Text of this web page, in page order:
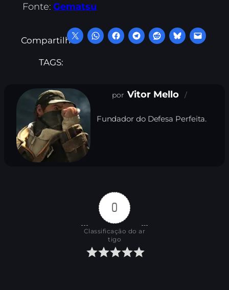
Fonte:Gematsu
Compartilhe:
TAGS:
Vitor Mello
Fundador do Defesa Perfeita.
0
Classificação do ar
tigo